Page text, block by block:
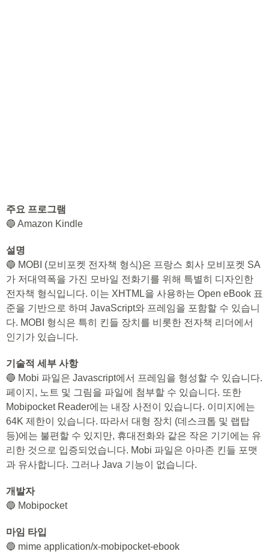
주요 프로그램
🔵 Amazon Kindle
설명
🔵 MOBI (모비포켓 전자책 형식)은 프랑스 회사 모비포켓 SA
가 저대역폭을 가진 모바일 전화기를 위해 특별히 디자인한
전자책 형식입니다. 이는 XHTML을 사용하는 Open eBook 표
준을 기반으로 하며 JavaScript와 프레임을 포함할 수 있습니
다. MOBI 형식은 특히 킨들 장치를 비롯한 전자책 리더에서
인기가 있습니다.
기술적 세부 사항
🔵 Mobi 파일은 Javascript에서 프레임을 형성할 수 있습니다.
페이지, 노트 및 그림을 파일에 첨부할 수 있습니다. 또한
Mobipocket Reader에는 내장 사전이 있습니다. 이미지에는
64K 제한이 있습니다. 따라서 대형 장치 (데스크톱 및 랩탑
등)에는 불편할 수 있지만, 휴대전화와 같은 작은 기기에는 유
리한 것으로 입증되었습니다. Mobi 파일은 아마존 킨들 포맷
과 유사합니다. 그러나 Java 기능이 없습니다.
개발자
🔵 Mobipocket
마임 타입
🔵 mime application/x-mobipocket-ebook